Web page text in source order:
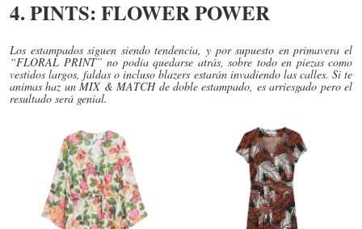
4. PINTS: FLOWER POWER
Los estampados siguen siendo tendencia, y por supuesto en primavera el
“FLORAL PRINT” no podía quedarse atrás, sobre todo en piezas como
vestidos largos, faldas o incluso blazers estarán invadiendo las calles. Si te
animas haz un MIX & MATCH de doble estampado, es arriesgado pero el
resultado será genial.